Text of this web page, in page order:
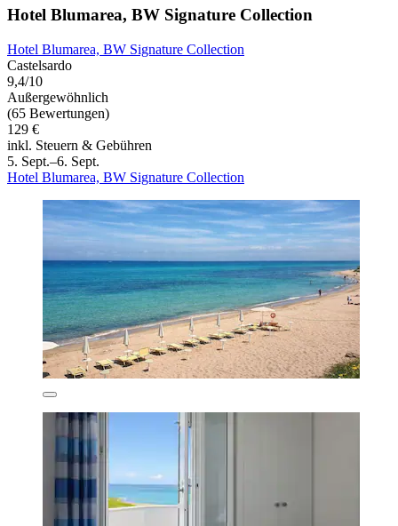
Hotel Blumarea, BW Signature Collection
Hotel Blumarea, BW Signature Collection
Castelsardo
9,4/10
Außergewöhnlich
(65 Bewertungen)
129 €
inkl. Steuern & Gebühren
5. Sept.–6. Sept.
Hotel Blumarea, BW Signature Collection